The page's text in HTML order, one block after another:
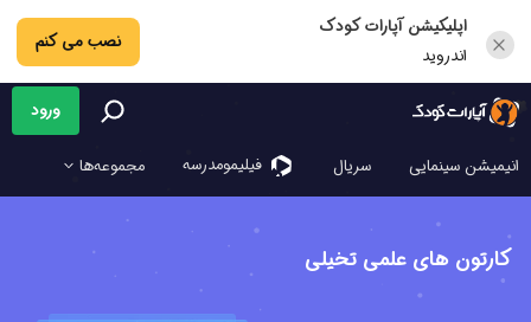
اپلیکیشن آپارات کودک
اندروید
نصب می کنم
انیمیشن سینمایی سریال فیلیمو‌مدرسه مجموعه‌ها
ورود
کارتون های علمی تخیلی